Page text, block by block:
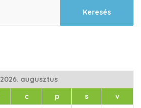
2026. augusztus
c p s
v